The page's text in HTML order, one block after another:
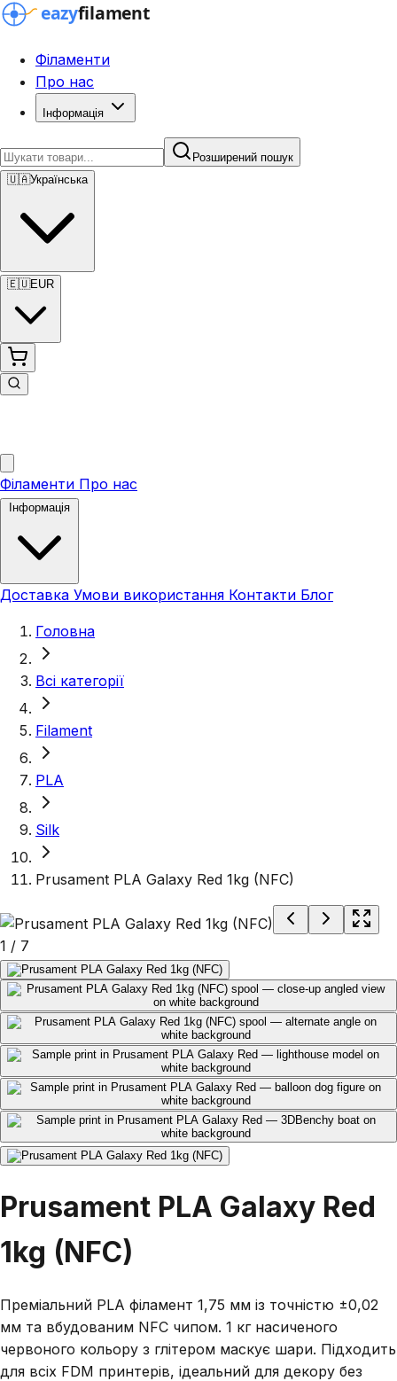
Філаменти
Про нас
Інформація
Розширений пошук
🇺🇦Українська
🇪🇺EUR
Філаменти Про нас
Доставка Умови використання Контакти Блог
Головна
Всі категорії
Filament
PLA
Silk
Prusament PLA Galaxy Red 1kg (NFC)
1 / 7
Prusament PLA Galaxy Red
1kg (NFC)
Преміальний PLA філамент 1,75 мм із точністю ±0,02
мм та вбудованим NFC чипом. 1 кг насиченого
червоного кольору з глітером маскує шари. Підходить
для всіх FDM принтерів, ідеальний для декору без